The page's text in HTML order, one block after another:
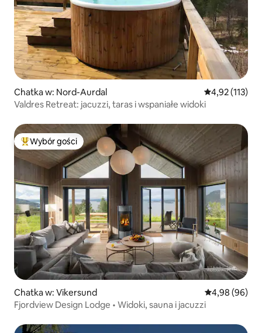
Chatka w: Nord-Aurdal Średnia
4,92 (113)
Valdres Retreat: jacuzzi, taras i wspaniałe widoki
Najpopularniejsze z kategorii Wybór gości
Wybór gości
Chatka w: Vikersund Średnia
4,98 (96)
Fjordview Design Lodge • Widoki, sauna i jacuzzi